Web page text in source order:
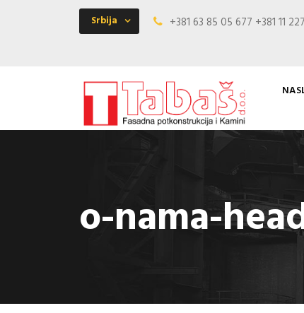
Srbija +381 63 85 05 677 +381 11
o-nama-